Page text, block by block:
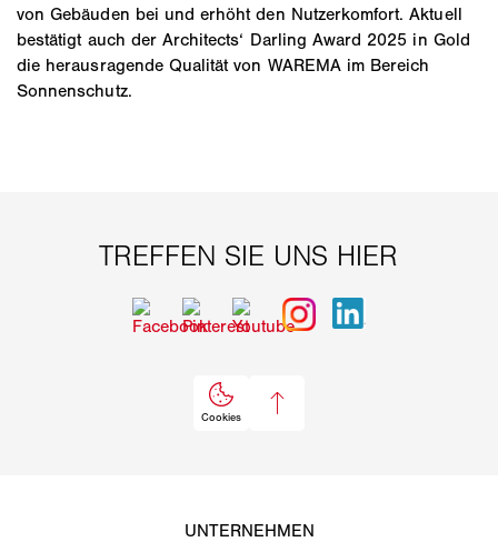
von Gebäuden bei und erhöht den Nutzerkomfort. Aktuell
bestätigt auch der Architects‘ Darling Award 2025 in Gold
die herausragende Qualität von WAREMA im Bereich
Sonnenschutz.